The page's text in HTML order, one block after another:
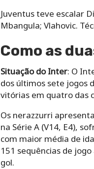
Juventus teve escalar
Mbangula; Vlahovic.
Como as
Situação do Inter: O
dos últimos sete jogos
vitórias em quatro das
Os nerazzurri
na Série A (V14, E4),
com maior média de
151 sequências de
gol.